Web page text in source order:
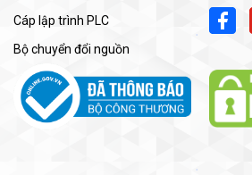
Cáp lập trình PLC
Bộ chuyển đổi nguồn